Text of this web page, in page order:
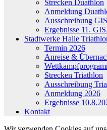
Strecken Duathlon
Anmeldung
Ausschreibung
Ergebnisse 11.
Stadtwerke Halle
Termin 2026
Anreise &
Strecken Triathlon
Ausschreibung
Anmeldung 2026
Ergebnisse
Kontakt